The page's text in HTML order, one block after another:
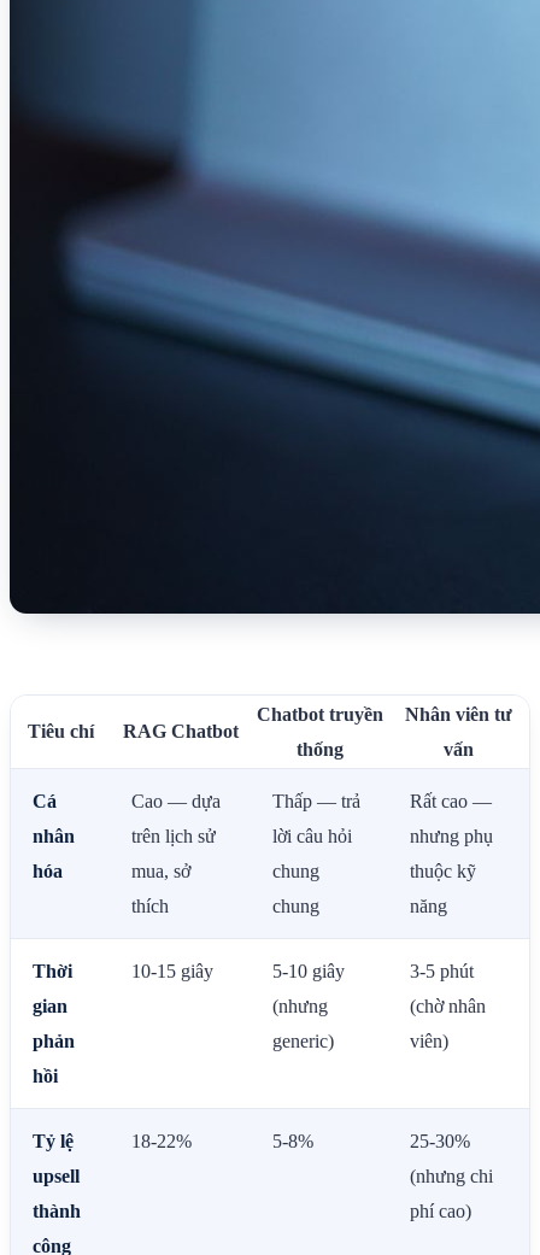
Tiêu chí RAG Chatbot
Chatbot truyền
thống
Nhân viên tư
vấn
Cá
nhân
hóa
Cao — dựa
trên lịch sử
mua, sở
thích
Thấp — trả
lời câu hỏi
chung
chung
Rất cao —
nhưng phụ
thuộc kỹ
năng
Thời
gian
phản
hồi
10-15 giây
5-10 giây
(nhưng
generic)
3-5 phút
(chờ nhân
viên)
Tỷ lệ
upsell
thành
công
18-22% 5-8%
25-30%
(nhưng chi
phí cao)